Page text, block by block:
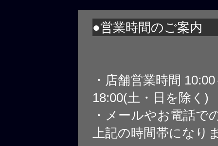
●営業時間のご案内
・店舗営業時間
18:00(土・日を除く)
・メールやお電話で
上記の時間帯になり